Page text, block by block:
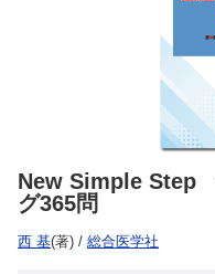
New Simple Step
グ365問
西 基(著) / 総合医学社